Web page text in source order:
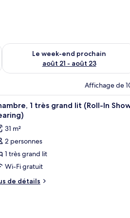
août 14 - août 16
Le week-end prochain
août 21 - août 23
Vérifier la disponibilité pour le
Affichage de
deux tables de chevet, une chaise et un
Une
7
1 très grand lit (Roll-In
31 m²
2 personnes
1 très grand lit
Wi-Fi gratuit
de détails